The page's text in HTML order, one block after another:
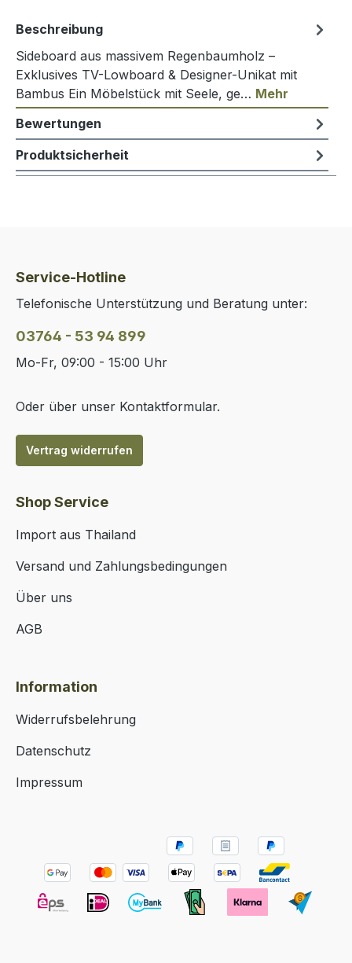
Beschreibung
Sideboard aus massivem Regenbaumholz –
Exklusives TV-Lowboard & Designer-Unikat mit
Bambus Ein Möbelstück mit Seele, ge… Mehr
Bewertungen
Produktsicherheit
Service-Hotline
Telefonische Unterstützung und Beratung unter:
03764 - 53 94 899
Mo-Fr, 09:00 - 15:00 Uhr
Oder über unser Kontaktformular.
Vertrag widerrufen
Shop Service
Import aus Thailand
Versand und Zahlungsbedingungen
Über uns
AGB
Information
Widerrufsbelehrung
Datenschutz
Impressum